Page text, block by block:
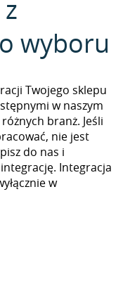
wyboru
Twojego sklepu
w naszym
branż. Jeśli
nie jest
do nas i
Integracja
w